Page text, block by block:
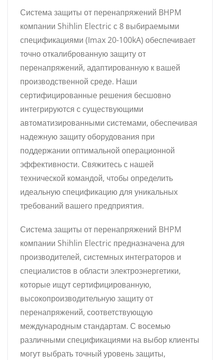
Система защиты от перенапряжений BHPM
компании Shihlin Electric с 8 выбираемыми
спецификациями (Imax 20-100kA) обеспечивает
точно откалиброванную защиту от
перенапряжений, адаптированную к вашей
производственной среде. Наши
сертифицированные решения бесшовно
интегрируются с существующими
автоматизированными системами, обеспечивая
надежную защиту оборудования при
поддержании оптимальной операционной
эффективности. Свяжитесь с нашей
технической командой, чтобы определить
идеальную спецификацию для уникальных
требований вашего предприятия.
Система защиты от перенапряжений BHPM
компании Shihlin Electric предназначена для
производителей, системных интеграторов и
специалистов в области электроэнергетики,
которые ищут сертифицированную,
высокопроизводительную защиту от
перенапряжений, соответствующую
международным стандартам. С восемью
различными спецификациями на выбор клиенты
могут выбрать точный уровень защиты,